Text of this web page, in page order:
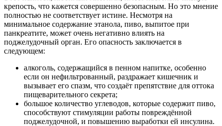
крепость, что кажется совершенно безопасным. Но это мнение
полностью не соответствует истине. Несмотря на
минимальное содержание этанола, пиво, выпитое при
панкреатите, может очень негативно влиять на
поджелудочный орган. Его опасность заключается в
следующем:
алкоголь, содержащийся в пенном напитке, особенно
если он нефильтрованный, раздражает кишечник и
вызывает его спазм, что создаёт препятствие для оттока
пищеварительного секрета;
большое количество углеводов, которые содержит пиво,
способствуют стимуляции работы повреждённой
поджелудочной, и повышению выработки ей инсулина.